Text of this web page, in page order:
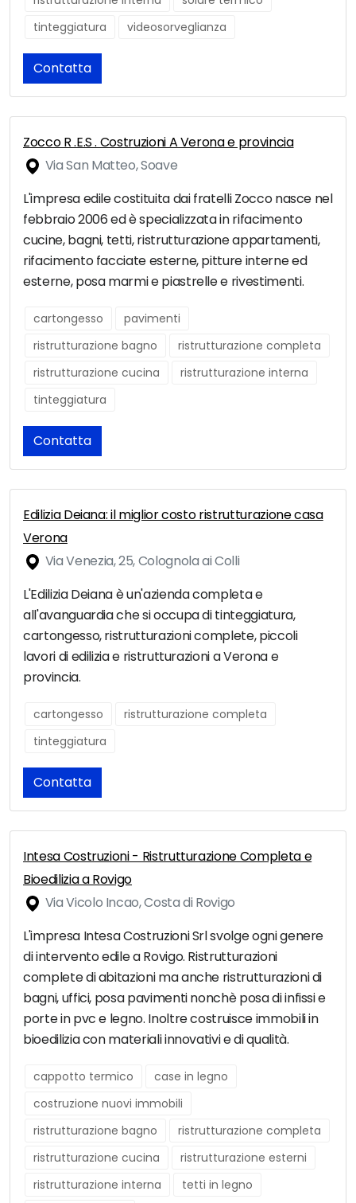
tinteggiatura
videosorveglianza
Contatta
Zocco R .E.S . Costruzioni A Verona e provincia
Via San Matteo, Soave
L'impresa edile costituita dai fratelli Zocco nasce nel
febbraio 2006 ed è specializzata in rifacimento
cucine, bagni, tetti, ristrutturazione appartamenti,
rifacimento facciate esterne, pitture interne ed
esterne, posa marmi e piastrelle e rivestimenti.
cartongesso
pavimenti
ristrutturazione bagno
ristrutturazione completa
ristrutturazione cucina
ristrutturazione interna
tinteggiatura
Contatta
Edilizia Deiana: il miglior costo ristrutturazione casa
Verona
Via Venezia, 25, Colognola ai Colli
L'Edilizia Deiana è un'azienda completa e
all'avanguardia che si occupa di tinteggiatura,
cartongesso, ristrutturazioni complete, piccoli
lavori di edilizia e ristrutturazioni a Verona e
provincia.
cartongesso
ristrutturazione completa
tinteggiatura
Contatta
Intesa Costruzioni - Ristrutturazione Completa e
Bioedilizia a Rovigo
Via Vicolo Incao, Costa di Rovigo
L'impresa Intesa Costruzioni Srl svolge ogni genere
di intervento edile a Rovigo. Ristrutturazioni
complete di abitazioni ma anche ristrutturazioni di
bagni, uffici, posa pavimenti nonchè posa di infissi e
porte in pvc e legno. Inoltre costruisce immobili in
bioedilizia con materiali innovativi e di qualità.
cappotto termico
case in legno
costruzione nuovi immobili
ristrutturazione bagno
ristrutturazione completa
ristrutturazione cucina
ristrutturazione esterni
ristrutturazione interna
tetti in legno